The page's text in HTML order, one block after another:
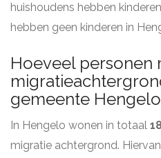
huishoudens hebben
hebben geen kinderen in
Hoeveel personen
gemeente
In Hengelo wonen in totaal
migratie achtergrond.